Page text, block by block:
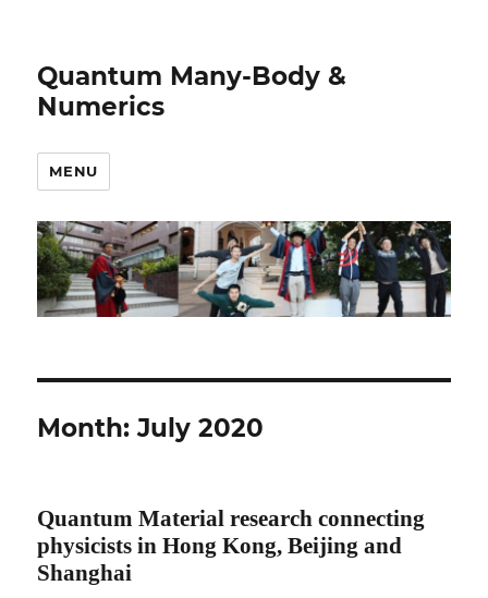
Quantum Many-Body &
Numerics
MENU
Month:July 2020
Quantum Material research connecting
physicists in Hong Kong, Beijing and
Shanghai